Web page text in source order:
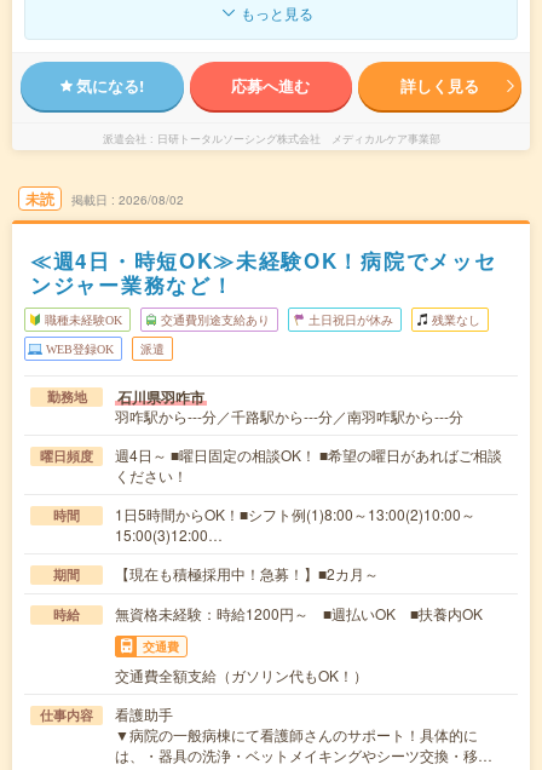
もっと見る
気になる! 応募へ進む 詳しく見る
派遣会社 日研トータルソーシング株式会社 メディカルケア事業部
未読 掲載日 2026/08/02
≪週4日・時短OK≫未経験OK！病院でメッセ
ンジャー業務など！
職種未経験OK 交通費別途支給あり 土日祝日が休み 残業なし
WEB登録OK 派遣
勤務地 石川県羽咋市
羽咋駅から---分／千路駅から---分／南羽咋駅から---分
曜日頻度
週4日～ ■曜日固定の相談OK！ ■希望の曜日があればご相談
ください！
時間
1日5時間からOK！■シフト例(1)8:00～13:00(2)10:00～
15:00(3)12:00…
期間 【現在も積極採用中！急募！】■2カ月～
時給 無資格未経験：時給1200円～ ■週払いOK ■扶養内OK
交通費
交通費全額支給（ガソリン代もOK！）
仕事内容
看護助手
▼病院の一般病棟にて看護師さんのサポート！具体的に
は、・器具の洗浄・ベットメイキングやシーツ交換・移…